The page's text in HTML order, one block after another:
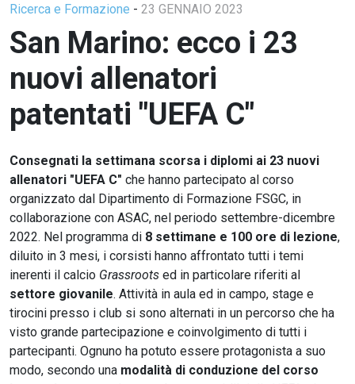
Ricerca e Formazione - 23 GENNAIO 2023
San Marino: ecco i 23
nuovi allenatori
patentati "UEFA C"
Consegnati la settimana scorsa i diplomi ai 23 nuovi
allenatori "UEFA C" che hanno partecipato al corso
organizzato dal Dipartimento di Formazione FSGC, in
collaborazione con ASAC, nel periodo settembre-dicembre
2022. Nel programma di 8 settimane e 100 ore di lezione,
diluito in 3 mesi, i corsisti hanno affrontato tutti i temi
inerenti il calcio Grassroots ed in particolare riferiti al
settore giovanile. Attività in aula ed in campo, stage e
tirocini presso i club si sono alternati in un percorso che ha
visto grande partecipazione e coinvolgimento di tutti i
partecipanti. Ognuno ha potuto essere protagonista a suo
modo, secondo una modalità di conduzione del corso